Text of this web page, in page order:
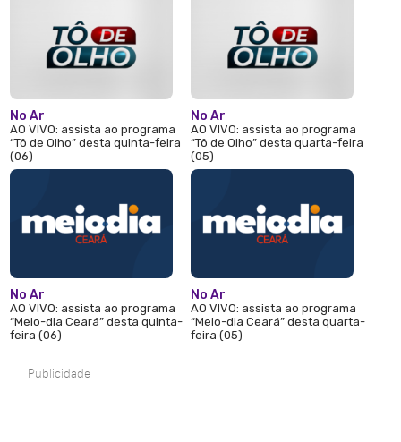
No Ar
AO VIVO: assista ao programa
“Tô de Olho” desta quinta-feira
(06)
No Ar
AO VIVO: assista ao programa
“Meio-dia Ceará” desta quinta-
feira (06)
No Ar
AO VIVO: assista ao programa
“Tô de Olho” desta quarta-feira
(05)
No Ar
AO VIVO: assista ao programa
“Meio-dia Ceará” desta quarta-
feira (05)
Publicidade